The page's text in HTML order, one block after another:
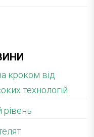
кроком від
технологій
рівень